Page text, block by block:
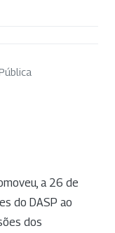
a 26 de
do DASP ao
dos